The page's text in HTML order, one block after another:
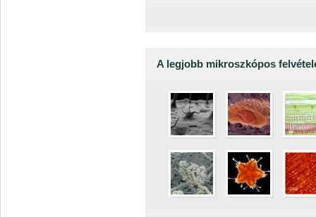
A legjobb mikroszkópos